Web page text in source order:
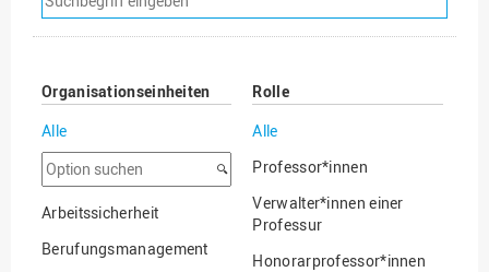
entfernen
Organisationseinheiten
Alle
Option
suchen
Arbeitssicherheit
Berufungsmanagement
Rolle
Alle
Professor*innen
Verwalter*innen einer
Professur
Honorarprofessor*innen